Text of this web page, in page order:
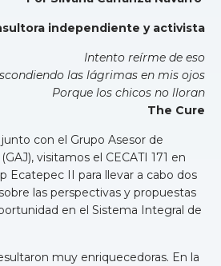
independiente y activista
Intento reírme de eso
las lágrimas en mis ojos
Porque los chicos no lloran
The Cure
con el Grupo Asesor de
visitamos el CECATI 171 en
Ecatepec II para llevar a cabo dos
las perspectivas y propuestas
en el Sistema Integral de
muy enriquecedoras. En la